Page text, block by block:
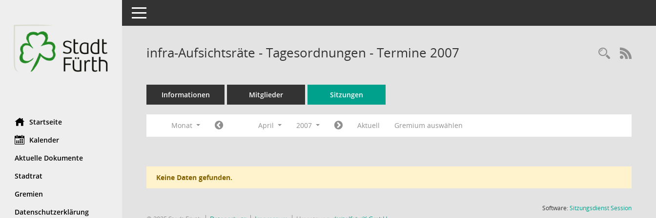
Startseite
Kalender
Aktuelle Dokumente
Stadtrat
Gremien
Datenschutzerklärung
Toggle navigation
infra-Aufsichtsräte - Tagesordnungen - Termine 2007
Informationen Mitglieder Sitzungen
Monat April 2007 Aktuell Gremium auswählen
Keine Daten gefunden.
Software:SitzungsdienstSession(Wird in